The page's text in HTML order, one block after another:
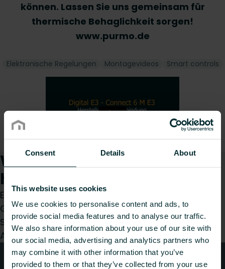
Consent Details About
This website uses cookies
We use cookies to personalise content and ads, to
provide social media features and to analyse our traffic.
We also share information about your use of our site with
our social media, advertising and analytics partners who
may combine it with other information that you’ve
provided to them or that they’ve collected from your use
können. Lassen Sie uns gemeinsam für
thermische Behaglichkeit sorgen!
www.purmo.de
Elektronische Regelungen Montagevideos Smart controls
Wie können wir Ihnen
helfen?
Egal, ob Sie Installateur, Architekt, Planer,
Großhändler oder Endverbraucher sind, treffen
Sie eine Wahl und wir kümmern uns gerne um Ihr
Anliegen.
Technische Beratung